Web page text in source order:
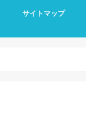
サイトマップ